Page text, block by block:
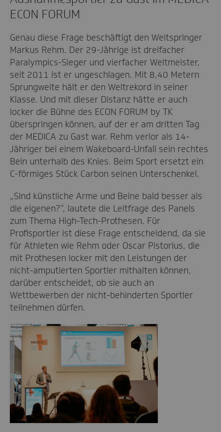
ECON FORUM
Genau diese Frage beschäftigt den Weitspringer
Markus Rehm. Der 29-Jährige ist dreifacher
Paralympics-Sieger und vierfacher Weltmeister,
seit 2011 ist er ungeschlagen. Mit 8,40 Metern
Sprungweite hält er den Weltrekord in seiner
Klasse. Und mit dieser Distanz hätte er auch
locker die Bühne des ECON FORUM by TK
überspringen können, auf der er am dritten Tag
der MEDICA zu Gast war. Rehm verlor als 14-
Jähriger bei einem Wakeboard-Unfall sein rechtes
Bein unterhalb des Knies. Beim Sport ersetzt ein
C-förmiges Stück Carbon seinen Unterschenkel.
„Sind künstliche Arme und Beine bald besser als
die eigenen?“, lautete die Leitfrage des Panels
zum Thema High-Tech-Prothesen. Für
Profisportler ist diese Frage entscheidend, da sie
für Athleten wie Rehm oder Oscar Pistorius, die
mit Prothesen locker mit den Leistungen der
nicht-amputierten Sportler mithalten können,
darüber entscheidet, ob sie auch an
Wettbewerben der nicht-behinderten Sportler
teilnehmen dürfen.